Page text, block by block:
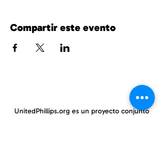
Compartir este evento
UnitedPhillips.org es un proyecto conjunto